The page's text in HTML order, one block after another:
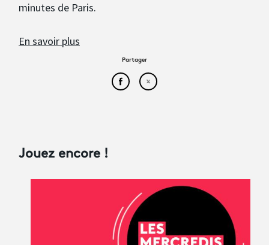
minutes de Paris.
En savoir plus
Partager
Partager cet article sur
Partager cet article sur
Jouez encore !